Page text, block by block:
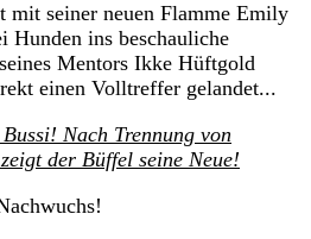
mit seiner neuen Flamme Emily
Hunden ins beschauliche
Mentors Ikke Hüftgold
einen Volltreffer gelandet...
Nach Trennung von
der Büffel seine Neue!